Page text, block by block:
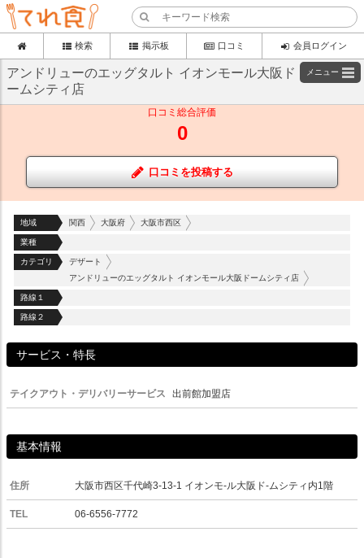
検索 掲示板 口コミ 会員ログイン
アンドリューのエッグタルト イオンモール大阪ド
ームシティ店
メニュー
口コミ総合評価
0
口コミを投稿する
地域 関西 大阪府 大阪市西区
業種
カテゴリ
デザート
アンドリューのエッグタルト イオンモール大阪ドームシティ店
路線１
路線２
サービス・特長
テイクアウト・デリバリーサービス 出前館加盟店
基本情報
住所 大阪市西区千代崎3-13-1 イオンモ-ル大阪ド-ムシティ内1階
TEL 06-6556-7772